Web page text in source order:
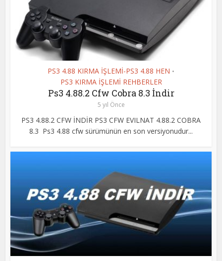
PS3 4.88 KIRMA İŞLEMİ-PS3 4.88 HEN •
PS3 KIRMA İŞLEMİ REHBERLER
Ps3 4.88.2 Cfw Cobra 8.3 İndir
5 yıl Önce
PS3 4.88.2 CFW İNDİR PS3 CFW EVILNAT 4.88.2 COBRA
8.3 Ps3 4.88 cfw sürümünün en son versiyonudur...